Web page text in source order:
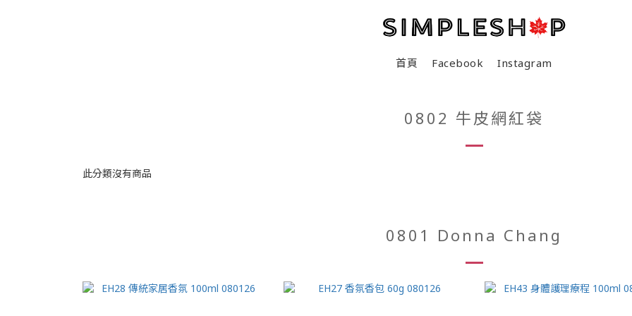
首頁 Facebook Instagram
0802 牛皮網紅袋
此分類沒有商品
0801 Donna Chang